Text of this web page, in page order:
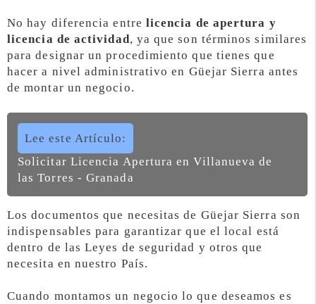
No hay diferencia entre licencia de apertura y
licencia de actividad, ya que son términos similares
para designar un procedimiento que tienes que
hacer a nivel administrativo en Güejar Sierra antes
de montar un negocio.
Lee este Artículo:
Solicitar Licencia Apertura en Villanueva de
las Torres - Granada
Los documentos que necesitas de Güejar Sierra son
indispensables para garantizar que el local está
dentro de las Leyes de seguridad y otros que
necesita en nuestro País.
Cuando montamos un negocio lo que deseamos es